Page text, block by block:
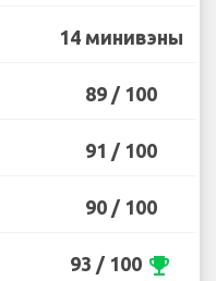
14 минивэны
89 / 100
91 / 100
90 / 100
93 / 100 emoji_events